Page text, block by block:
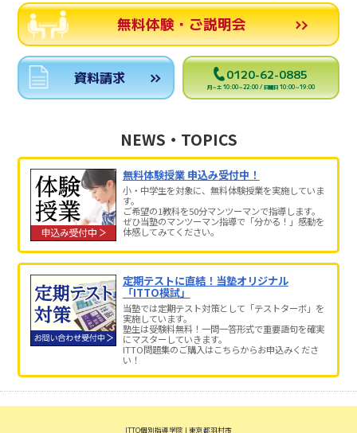
無料体験・ご説明会
資料請求 0120-62-0885
月～土 10:00～22:00 / 日曜日 10:00～19:00
NEWS・TOPICS
無料体験授業 申込み受付中！
小・中学生を対象に、無料体験授業を実施していま
す。
ご希望の1教科を50分マンツーマンで指導します。
ぜひ当塾のマンツーマン指導で「分かる！」感動を
体感してみてください。
定期テストに直結！当塾オリジナル
「ITTO模試」
当塾では定期テスト対策として「テストターボ」を
実施しています。
塾生は受験料無料！一問一答形式で重要語句を確実
にマスターしていきます。
ITTO問題集のご購入はこちらからお申込みくださ
い！
ITTO個別指導学院 | 東京都羽村市